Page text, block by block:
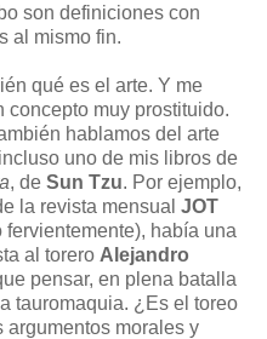
son definiciones con
al mismo fin.
qué es el arte. Y me
concepto muy prostituido.
hablamos del arte
uno de mis libros de
, de Sun Tzu. Por ejemplo,
la revista mensual JOT
había una
al torero Alejandro
pensar, en plena batalla
tauromaquia. ¿Es el toreo
argumentos morales y